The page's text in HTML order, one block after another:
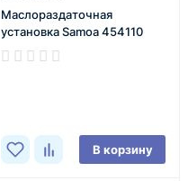
Маслораздаточная
установка Samoa 454110
В корзину